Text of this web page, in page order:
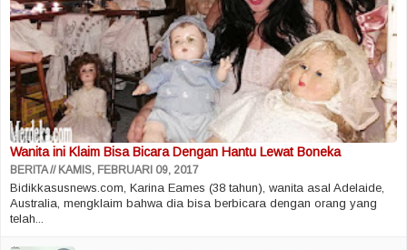
Wanita ini Klaim Bisa Bicara Dengan Hantu Lewat Boneka
BERITA KAMIS, FEBRUARI 09, 2017
Bidikkasusnews.com, Karina Eames (38 tahun), wanita asal Adelaide,
Australia, mengklaim bahwa dia bisa berbicara dengan orang yang
telah...